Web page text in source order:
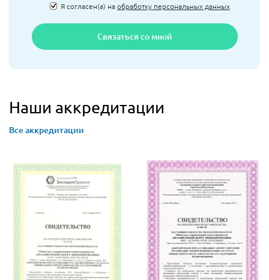
Я согласен(а) наобработку персональных данных
Связаться со мной
Наши аккредитации
Все аккредитации